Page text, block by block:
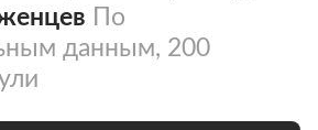
По
данным, 200